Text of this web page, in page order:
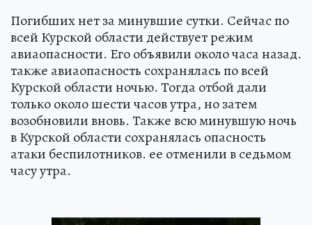
Погибших нет за минувшие сутки. Сейчас по
всей Курской области действует режим
авиаопасности. Его объявили около часа назад.
также авиаопасность сохранялась по всей
Курской области ночью. Тогда отбой дали
только около шести часов утра, но затем
возобновили вновь. Также всю минувшую ночь
в Курской области сохранялась опасность
атаки беспилотников. ее отменили в седьмом
часу утра.